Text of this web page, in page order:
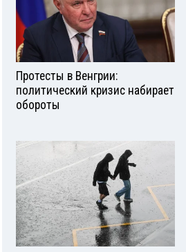
Протесты в Венгрии:
политический кризис набирает
обороты